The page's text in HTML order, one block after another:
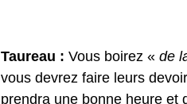
Taureau : Vous boirez « de
vous devrez faire leurs
prendra une bonne heure et